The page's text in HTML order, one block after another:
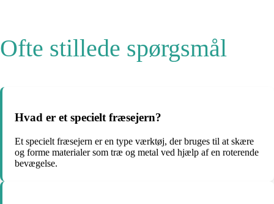
Ofte stillede spørgsmål
Hvad er et specielt fræsejern?
Et specielt fræsejern er en type værktøj, der bruges til at skære
og forme materialer som træ og metal ved hjælp af en roterende
bevægelse.